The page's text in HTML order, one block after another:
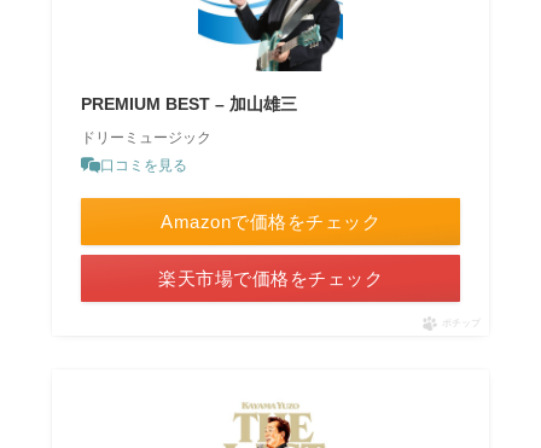
PREMIUM BEST – 加山雄三
ドリーミュージック
口コミを見る
Amazonで価格をチェック
楽天市場で価格をチェック
ポチップ